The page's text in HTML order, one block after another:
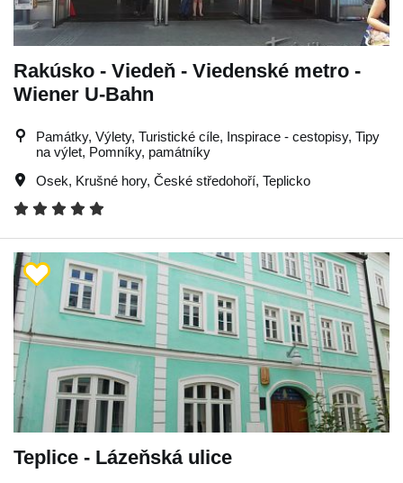
Rakúsko - Viedeň - Viedenské metro -
Wiener U-Bahn
Památky, Výlety, Turistické cíle, Inspirace - cestopisy, Tipy
na výlet, Pomníky, památníky
Osek, Krušné hory, České středohoří, Teplicko
Teplice - Lázeňská ulice